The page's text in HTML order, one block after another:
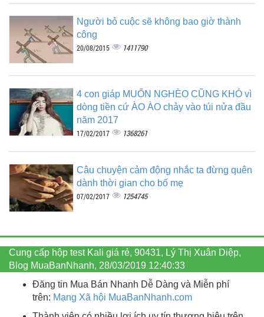
Người bỏ cuộc sẽ không bao giờ thành
công
20/08/2015 1411790
4 con giáp MUỐN NGHÈO CŨNG KHÓ vì
dòng tiền cứ ÀO ÀO chảy vào túi nửa đầu
năm 2017
17/02/2017 1368261
Câu chuyện cảm động nhắc ta đừng quên
dành thời gian cho bố mẹ
07/02/2017 1254745
Cung cấp hộp test Kali giá rẻ, 90431, Lý Thị Xuân Diệp,
Blog MuaBanNhanh, 28/03/2019 12:40:33
Đăng tin Mua Bán Nhanh Dễ Dàng và Miễn phí
trên: Mạng Xã hội MuaBanNhanh.com